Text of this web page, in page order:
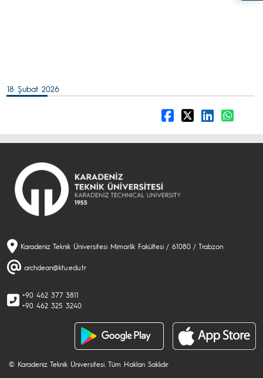
18 Şubat 2026
Karadeniz Teknik Üniversitesi Mimarlik Fakültesi / 61080 / Trabzon
archdean@ktu.edu.tr
+90 462 377 3811
+90 462 325 3240
© Karadeniz Teknik Üniversitesi. Tüm Hakları Saklıdır